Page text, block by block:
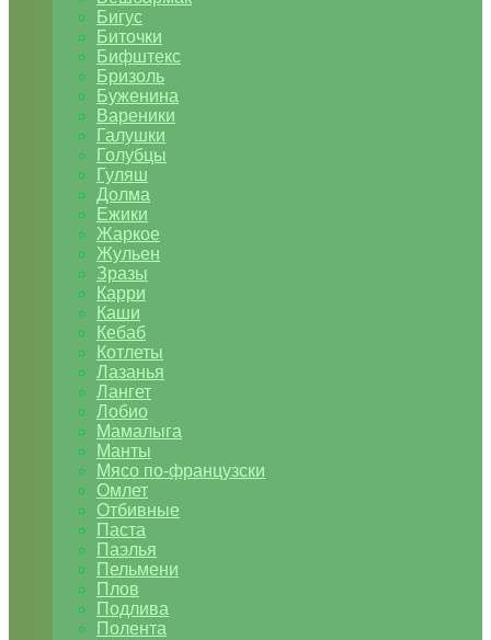
Бигус
Биточки
Бифштекс
Бризоль
Буженина
Вареники
Галушки
Голубцы
Гуляш
Долма
Ежики
Жаркое
Жульен
Зразы
Карри
Каши
Кебаб
Котлеты
Лазанья
Лангет
Лобио
Мамалыга
Манты
Мясо по-французски
Омлет
Отбивные
Паста
Паэлья
Пельмени
Плов
Подлива
Полента